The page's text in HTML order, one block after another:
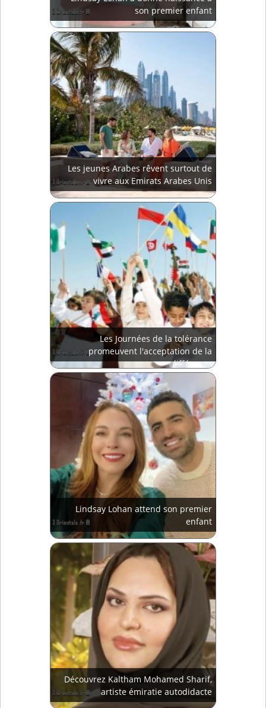
son premier enfant
Les jeunes Arabes rêvent surtout de
vivre aux Emirats Arabes Unis
Les Journées de la tolérance
promeuvent l'acceptation de la
différence
Lindsay Lohan attend son premier
enfant
Découvrez Kaltham Mohamed Sharif,
artiste émiratie autodidacte